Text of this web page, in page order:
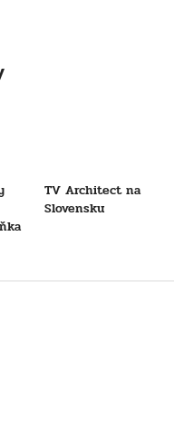
TV Architect na
Slovensku